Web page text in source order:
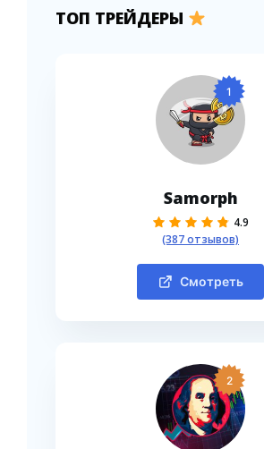
ТОП ТРЕЙДЕРЫ
1
Samorph
4.9
(387 отзывов)
Смотреть
2